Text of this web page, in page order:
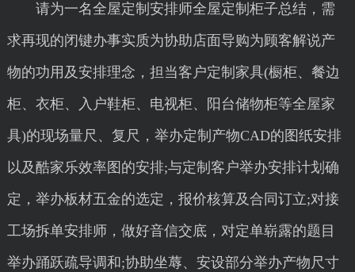
请为一名全屋定制安排师全屋定制柜子总结，需
求再现的闭键办事实质为协助店面导购为顾客解说产
物的功用及安排理念，担当客户定制家具(橱柜、餐边
柜、衣柜、入户鞋柜、电视柜、阳台储物柜等全屋家
具)的现场量尺、复尺，举办定制产物CAD的图纸安排
以及酷家乐效率图的安排;与定制客户举办安排计划确
定，举办板材五金的选定，报价核算及合同订立;对接
工场拆单安排师，做好音信交底，对定单崭露的题目
举办踊跃疏导调和;协助坐蓐、安设部分举办产物尺寸